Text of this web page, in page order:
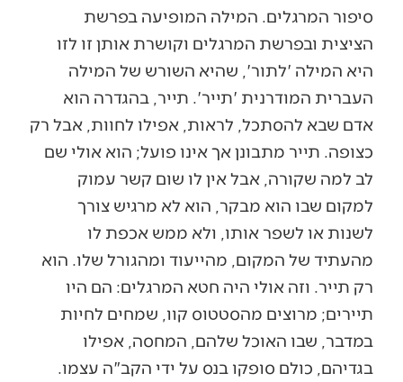
סיפור המרגלים. המילה המופיעה בפרשת
הציצית ובפרשת המרגלים וקושרת אותן זו לזו
היא המילה 'לתור', שהיא השורש של המילה
העברית המודרנית 'תייר'. תייר, בהגדרה הוא
אדם שבא להסתכל, לראות, אפילו לחוות, אבל רק
כצופה. תייר מתבונן אך אינו פועל; הוא אולי שם
לב למה שקורה, אבל אין לו שום קשר עמוק
למקום שבו הוא מבקר, הוא לא מרגיש צורך
לשנות או לשפר אותו, ולא ממש אכפת לו
מהעתיד של המקום, מהייעוד ומהגורל שלו. הוא
רק תייר. וזה אולי היה חטא המרגלים: הם היו
תיירים; מרוצים מהסטטוס קוו, שמחים לחיות
במדבר, שבו האוכל שלהם, המחסה, אפילו
בגדיהם, כולם סופקו בנס על ידי הקב"ה עצמו.